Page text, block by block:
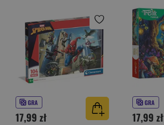
GRA
17,99 zł
GRA
17,99 zł